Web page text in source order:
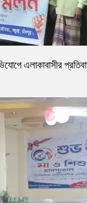
এলাকাবাসীর